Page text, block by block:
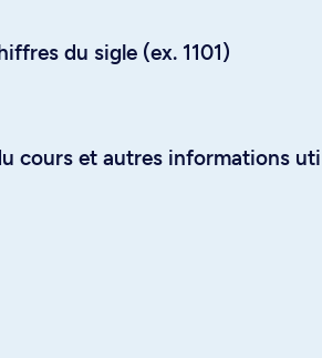
du sigle (ex. 1101)
cours et autres informations